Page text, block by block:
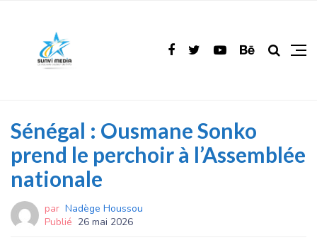
Sénégal : Ousmane Sonko
prend le perchoir à l’Assemblée
nationale
par Nadège Houssou
Publié 26 mai 2026